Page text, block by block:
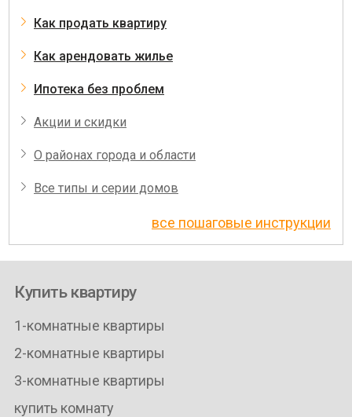
Как продать квартиру
Как арендовать жилье
Ипотека без проблем
Акции и скидки
О районах города и области
Все типы и серии домов
все пошаговые инструкции
Купить квартиру
1-комнатные квартиры
2-комнатные квартиры
3-комнатные квартиры
купить комнату